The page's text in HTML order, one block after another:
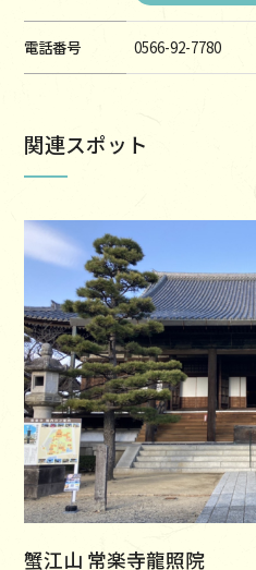
電話番号 0566-92-7780
関連スポット
蟹江山 常楽寺龍照院